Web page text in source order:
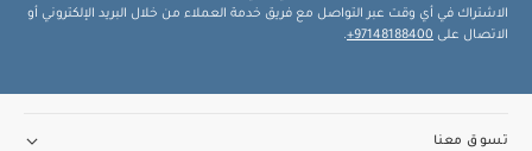
الاشتراك في أي وقت عبر التواصل مع فريق خدمة العملاء من خلال البريد الإلكتروني أو
الاتصال على 97148188400+
.
تسوق معنا